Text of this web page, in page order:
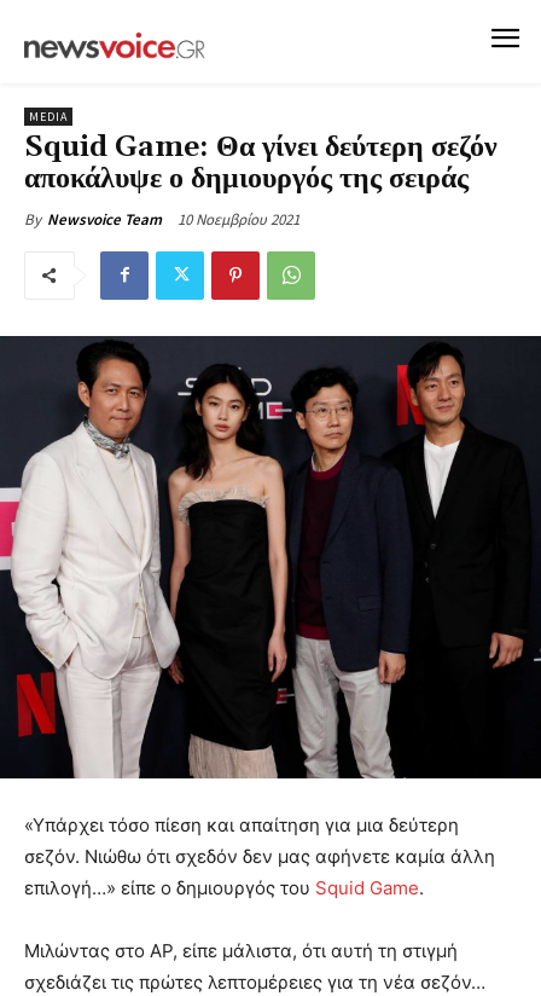
MEDIA
Squid Game: Θα γίνει δεύτερη σεζόν
αποκάλυψε ο δημιουργός της σειράς
By Newsvoice Team 10 Νοεμβρίου 2021
«Υπάρχει τόσο πίεση και απαίτηση για μια δεύτερη
σεζόν. Νιώθω ότι σχεδόν δεν μας αφήνετε καμία άλλη
επιλογή…» είπε ο δημιουργός του Squid Game.
Μιλώντας στο AP, είπε μάλιστα, ότι αυτή τη στιγμή
σχεδιάζει τις πρώτες λεπτομέρειες για τη νέα σεζόν…